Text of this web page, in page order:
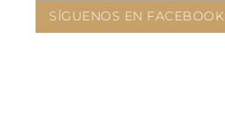
SÍGUENOS EN FACEBOOK